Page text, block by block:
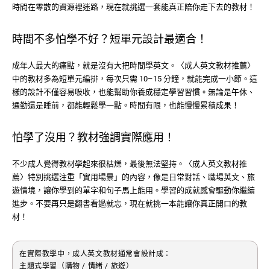
時間在零散的資源裡迷路，現在就挑選一套能真正陪你走下去的教材！
時間不多怕學不好？短單元設計最適合！
成年人最大的痛點，就是沒有大把時間學英文。〈成人英文教材推薦〉
中的教材多為短單元編排，每次只需 10–15 分鐘，就能完成一小節。這
樣的設計不僅容易吸收，也能幫助你養成穩定學習習慣。無論是午休、
通勤還是睡前，都能輕鬆學一點。時間有限，也能慢慢累積成果！
怕學了沒用？教材強調實際應用！
不少成人覺得教材學起來很枯燥，最後無法堅持。〈成人英文教材推
薦〉特別挑選注重「實用場景」的內容，像是日常對話、職場英文、旅
遊情境，讓你學到的單字和句子馬上能用。學習的成就感會驅動你繼續
進步。不要再只是翻書看過就忘，現在就挑一本能讓你真正開口的教
材！
在實際教學中，成人英文教材通常會設計成：
主題式學習（購物 / 情緒 / 旅遊）